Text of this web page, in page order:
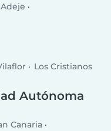
Los Cristianos
Autónoma
Canaria